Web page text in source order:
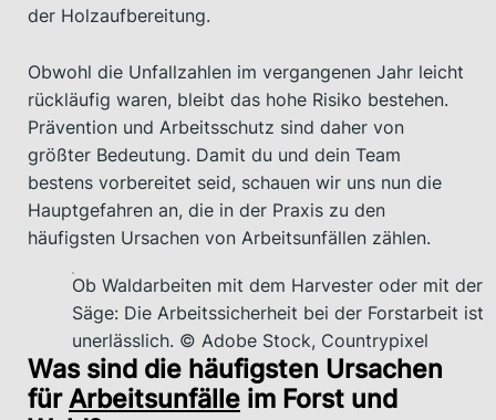
der Holzaufbereitung.
Obwohl die Unfallzahlen im vergangenen Jahr leicht
rückläufig waren, bleibt das hohe Risiko bestehen.
Prävention und Arbeitsschutz sind daher von
größter Bedeutung. Damit du und dein Team
bestens vorbereitet seid, schauen wir uns nun die
Hauptgefahren an, die in der Praxis zu den
häufigsten Ursachen von Arbeitsunfällen zählen.
Ob Waldarbeiten mit dem Harvester oder mit der
Säge: Die Arbeitssicherheit bei der Forstarbeit ist
unerlässlich. © Adobe Stock, Countrypixel
Was sind die häufigsten Ursachen
für Arbeitsunfälle im Forst und